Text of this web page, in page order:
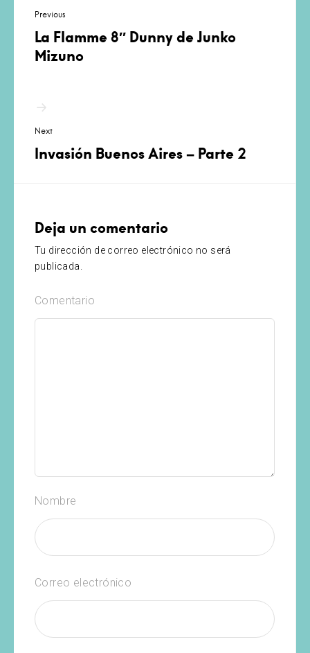
entradas
Previous
La Flamme 8″ Dunny de Junko
Mizuno
Next
Invasión Buenos Aires – Parte 2
Deja un comentario
Tu dirección de correo electrónico no será
publicada.
Comentario
Nombre
Correo electrónico